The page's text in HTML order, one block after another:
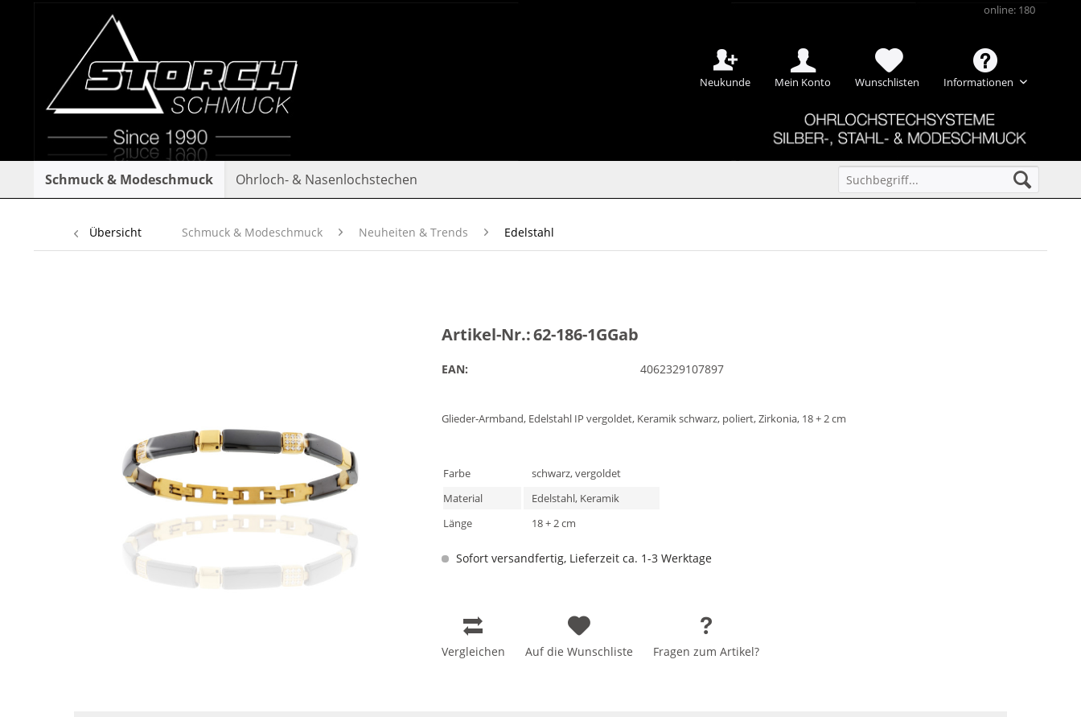
Neukunde Mein Konto Wunschlisten Informationen
online: 180
Schmuck & Modeschmuck Ohrloch- & Nasenlochstechen
Übersicht Schmuck & Modeschmuck Neuheiten & Trends Edelstahl
Artikel-Nr.:62-186-1GGab
EAN: 4062329107897
Glieder-Armband, Edelstahl IP vergoldet, Keramik schwarz, poliert, Zirkonia, 18 + 2 cm
Farbe
schwarz, vergoldet
Material
Edelstahl, Keramik
Länge
18 + 2 cm
Sofort versandfertig, Lieferzeit ca. 1-3 Werktage
Vergleichen Auf die Wunschliste Fragen zum Artikel?